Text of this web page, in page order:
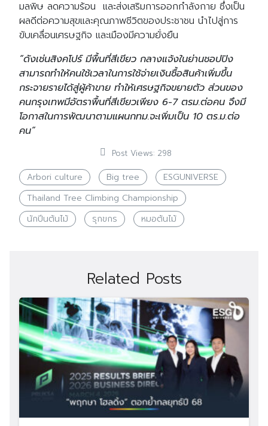
มลพิษ ลดความร้อน และส่งเสริมการออกกำลังกาย ซึ่งเป็น
ผลดีต่อความสุขและคุณภาพชีวิตของประชาชน นำไปสู่การ
ขับเคลื่อนเศรษฐกิจ และเมืองมีความยั่งยืน
“ดังเช่นสิงคโปร์ มีพื้นที่สีเขียว กลางแจ้งในย่านชอปปิง
สามารถทำให้คนใช้เวลาในการใช้จ่ายเงินซื้อสินค้าเพิ่มขึ้น
กระจายรายได้สู่ผู้ค้าขาย ทำให้เศรษฐกิจขยายตัว ส่วนของ
คนกรุงเทพมีอัตราพื้นที่สีเขียวเพียง 6-7 ตรม.ต่อคน จึงมี
โอกาสในการพัฒนาตามแผนกทม.จะเพิ่มเป็น 10 ตร.ม.ต่อ
คน”
Post Views: 298
Arbori culture Big tree
ESGUNIVERSE
Thailand Tree Climbing Championship
นักปีนต้นไม้
รุกขกร หมอต้นไม้
Related Posts